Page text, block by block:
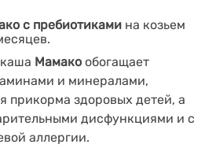
с пребиотиками на козьем
Мамако обогащает
и минералами,
прикорма здоровых детей, а
дисфункциями и с
аллергии.